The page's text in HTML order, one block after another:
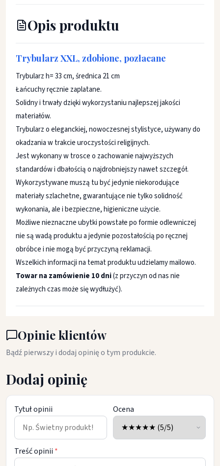
Opis produktu
Trybularz XXL, zdobione, pozłacane
Trybularz h= 33 cm, średnica 21 cm
Łańcuchy ręcznie zaplatane.
Solidny i trwały dzięki wykorzystaniu najlepszej jakości
materiałów.
Trybularz o eleganckiej, nowoczesnej stylistyce, używany do
okadzania w trakcie uroczystości religijnych.
Jest wykonany w trosce o zachowanie najwyższych
standardów i dbałością o najdrobniejszy nawet szczegół.
Wykorzystywane muszą tu być jedynie niekorodujące
materiały szlachetne, gwarantujące nie tylko solidność
wykonania, ale i bezpieczne, higieniczne użycie.
Możliwe nieznaczne ubytki powstałe po formie odlewniczej
nie są wadą produktu a jedynie pozostałością po ręcznej
obróbce i nie mogą być przyczyną reklamacji.
Wszelkich informacji na temat produktu udzielamy mailowo.
Towar na zamówienie 10 dni(z przyczyn od nas nie
zależnych czas może się wydłużyć).
Opinie klientów
Bądź pierwszy i dodaj opinię o tym produkcie.
Dodaj opinię
Tytuł opinii Ocena
Treść opinii *